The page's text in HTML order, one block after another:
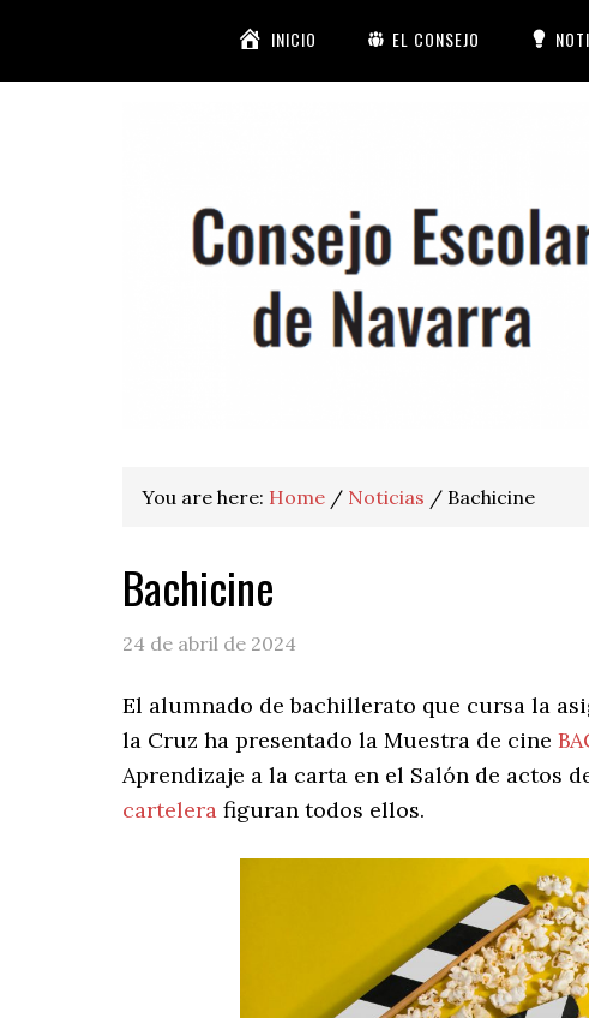
INICIO EL CONSEJO
You are here: Home / Noticias / Bachicine
Bachicine
24 de abril de 2024
El alumnado de bachillerato que cursa la
la Cruz ha presentado la Muestra de cine
Aprendizaje a la carta en el Salón de actos
cartelera figuran todos ellos.